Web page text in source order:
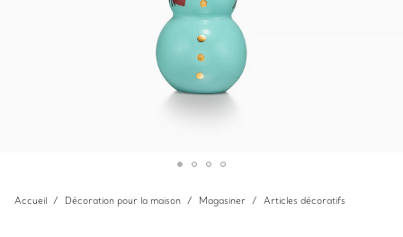
Accueil Décoration pour la maison Magasiner Articles décoratifs